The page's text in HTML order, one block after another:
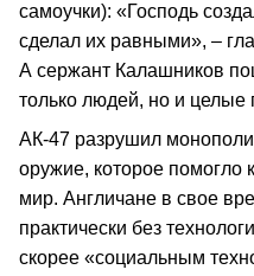
самоучки): «Господь
сделал их равными», –
А сержант Калашников
только людей, но и целые
АК-47 разрушил
оружие, которое помогло
мир. Англичане в свое
практически без
скорее «социальным